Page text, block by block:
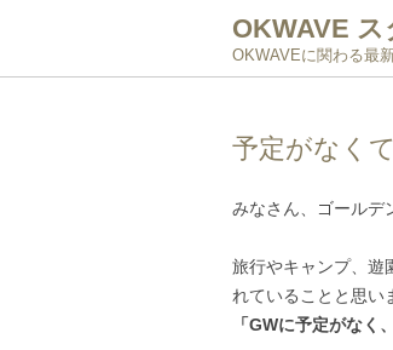
OKWAVE
OKWAVEに関わる最
予定がなく
みなさん、ゴールデ
旅行やキャンプ、遊
れていることと思い
「GWに予定がなく